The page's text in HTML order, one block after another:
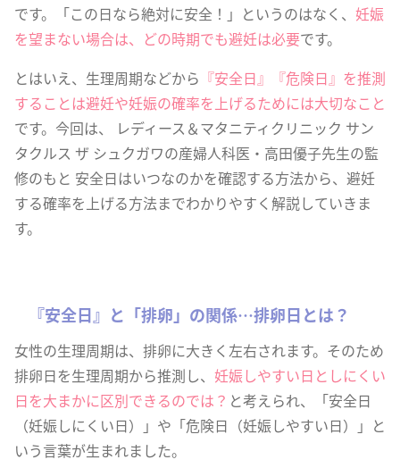
です。「この日なら絶対に安全！」というのはなく、 妊娠
を望まない場合は、どの時期でも避妊は必要です。
とはいえ、生理周期などから 『安全日』『危険日』を推測
することは避妊や妊娠の確率を上げるためには大切なこと
です。今回は、 レディース＆マタニティクリニック サン
タクルス ザ シュクガワの産婦人科医・高田優子先生の監
修のもと 安全日はいつなのかを確認する方法から、避妊
する確率を上げる方法までわかりやすく解説していきま
す。
『安全日』と「排卵」の関係…排卵日とは？
女性の生理周期は、排卵に大きく左右されます。そのため
排卵日を生理周期から推測し、 妊娠しやすい日としにくい
日を大まかに区別できるのでは？ と考えられ、「安全日
（妊娠しにくい日）」や「危険日（妊娠しやすい日）」と
いう言葉が生まれました。